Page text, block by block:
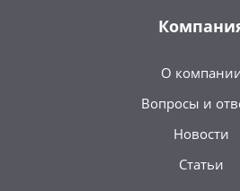
О
Вопросы и
Новости
Статьи